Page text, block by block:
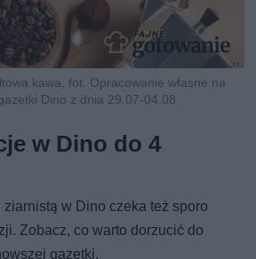
kawa, fot. Opracowanie własne na
Dino z dnia 29.07-04.08
w Dino do 4
w Dino czeka też sporo
Zobacz, co warto dorzucić do
gazetki.